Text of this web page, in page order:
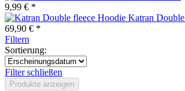
9,99 € *
Katran
69,90 € *
Filtern
Sortierung:
Filter schließen
Produkte anzeigen